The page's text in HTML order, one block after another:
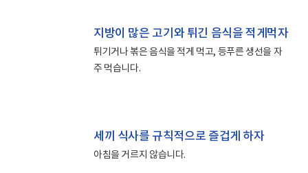
지방이 많은 고기와 튀긴 음식을 적게먹자
튀기거나 볶은 음식을 적게 먹고, 등푸른 생선을 자
주 먹습니다.
세끼 식사를 규칙적으로 즐겁게 하자
아침을 거르지 않습니다.